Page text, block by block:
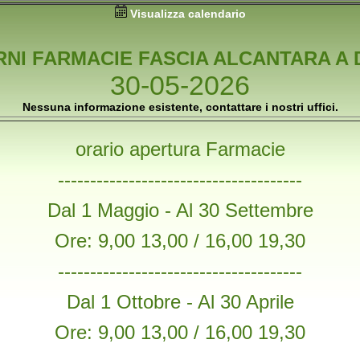
Visualizza calendario
FARMACIE FASCIA ALCANTARA A
30-05-2026
Nessuna informazione esistente, contattare i nostri uffici.
orario apertura Farmacie
--------------------------------------
Dal 1 Maggio - Al 30 Settembre
Ore: 9,00 13,00 / 16,00 19,30
--------------------------------------
Dal 1 Ottobre - Al 30 Aprile
Ore: 9,00 13,00 / 16,00 19,30